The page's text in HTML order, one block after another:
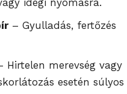
– Gyulladás, fertőzés
Hirtelen merevség vagy
esetén súlyos